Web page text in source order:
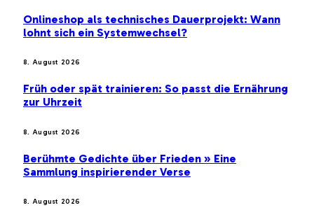
Onlineshop als technisches Dauerprojekt: Wann
lohnt sich ein Systemwechsel?
8. August 2026
Früh oder spät trainieren: So passt die Ernährung
zur Uhrzeit
8. August 2026
Berühmte Gedichte über Frieden » Eine
Sammlung inspirierender Verse
8. August 2026